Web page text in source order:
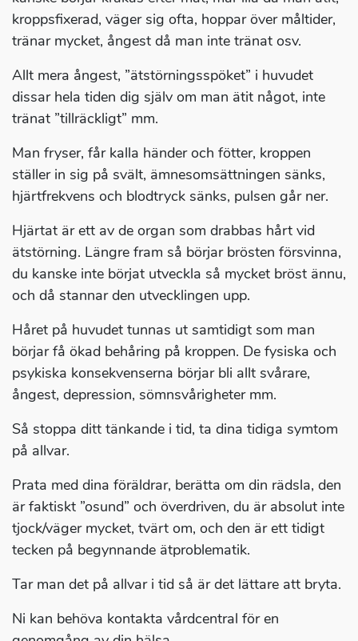
kroppsfixerad, väger sig ofta, hoppar över måltider,
tränar mycket, ångest då man inte tränat osv.
Allt mera ångest, ”ätstörningsspöket” i huvudet
dissar hela tiden dig själv om man ätit något, inte
tränat ”tillräckligt” mm.
Man fryser, får kalla händer och fötter, kroppen
ställer in sig på svält, ämnesomsättningen sänks,
hjärtfrekvens och blodtryck sänks, pulsen går ner.
Hjärtat är ett av de organ som drabbas hårt vid
ätstörning. Längre fram så börjar brösten försvinna,
du kanske inte börjat utveckla så mycket bröst ännu,
och då stannar den utvecklingen upp.
Håret på huvudet tunnas ut samtidigt som man
börjar få ökad behåring på kroppen. De fysiska och
psykiska konsekvenserna börjar bli allt svårare,
ångest, depression, sömnsvårigheter mm.
Så stoppa ditt tänkande i tid, ta dina tidiga symtom
på allvar.
Prata med dina föräldrar, berätta om din rädsla, den
är faktiskt ”osund” och överdriven, du är absolut inte
tjock/väger mycket, tvärt om, och den är ett tidigt
tecken på begynnande ätproblematik.
Tar man det på allvar i tid så är det lättare att bryta.
Ni kan behöva kontakta vårdcentral för en